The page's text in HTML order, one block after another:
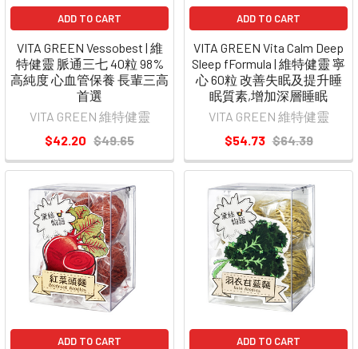
ADD TO CART
VITA GREEN Vessobest | 維
特健靈 脈通三七 40粒 98%
高純度 心血管保養 長輩三高
首選
VITA GREEN 維特健靈
$42.20 $49.65
ADD TO CART
VITA GREEN Vita Calm Deep
Sleep fFormula | 維特健靈 寧
心 60粒 改善失眠及提升睡
眠質素,增加深層睡眠
VITA GREEN 維特健靈
$54.73 $64.39
ADD TO CART ADD TO CART